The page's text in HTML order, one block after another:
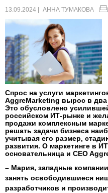
13.09.2024 | АННА ТУМАКОВА
Спрос на услуги
AggreMarketing вырос в два
Это обусловлено
российском ИТ-рынке и
продажи комплексным
решать задачи бизнеса
учитывая его размер,
развития. О маркетинге в
основательница и CEO
– Мария, западные
занять освободившиеся
разработчиков и